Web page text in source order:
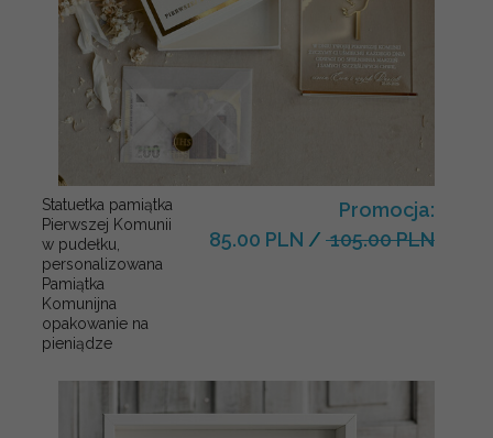
Statuetka pamiątka
Pierwszej Komunii
w pudełku,
personalizowana
Pamiątka
Komunijna
opakowanie na
pieniądze
Promocja:
85.00 PLN / 105.00 PLN